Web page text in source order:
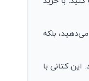
بلکه
این کتانی با